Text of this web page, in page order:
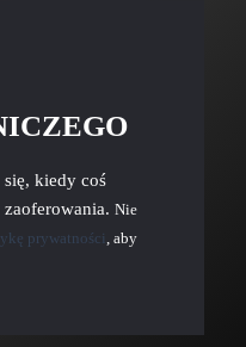
kiedy coś
Nie
prywatności, aby